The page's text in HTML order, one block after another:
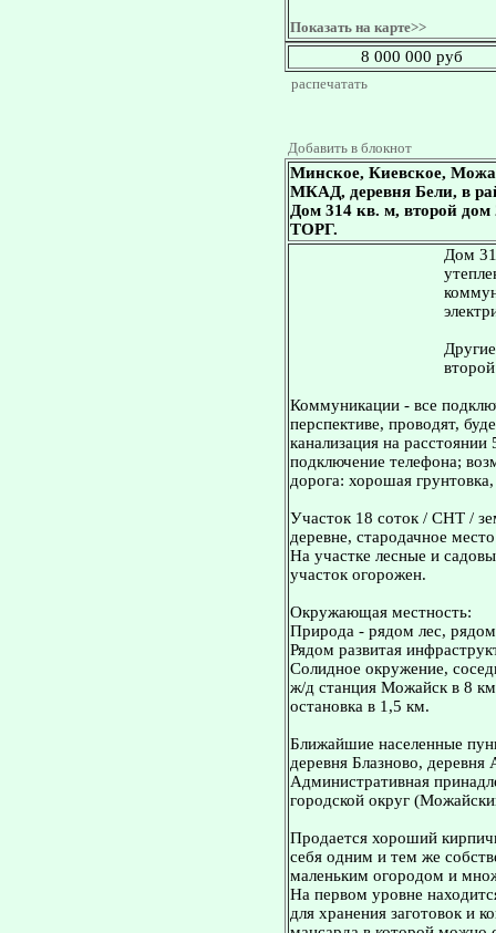
Показать на карте>>
8 000 000 руб
распечатать
Добавить в блокнот
Минское, Киевское,
МКАД, деревня Бели, в
Дом 314 кв. м, второй
ТОРГ.
Дом
Коммуникации - все
перспективе, проводят,
канализация на
подключение телефона;
дорога: хорошая
Участок 18 соток / СНТ /
деревне, стародачное
На участке лесные и
участок огорожен.
Окружающая местность:
Природа - рядом лес,
Рядом развитая
Солидное окружение,
ж/д станция Можайск в 8
остановка в 1,5 км.
Ближайшие населенные
деревня Блазново, деревня
Административная
городской округ
Продается хороший
себя одним и тем же
маленьким огородом и
На первом уровне
для хранения заготовок и